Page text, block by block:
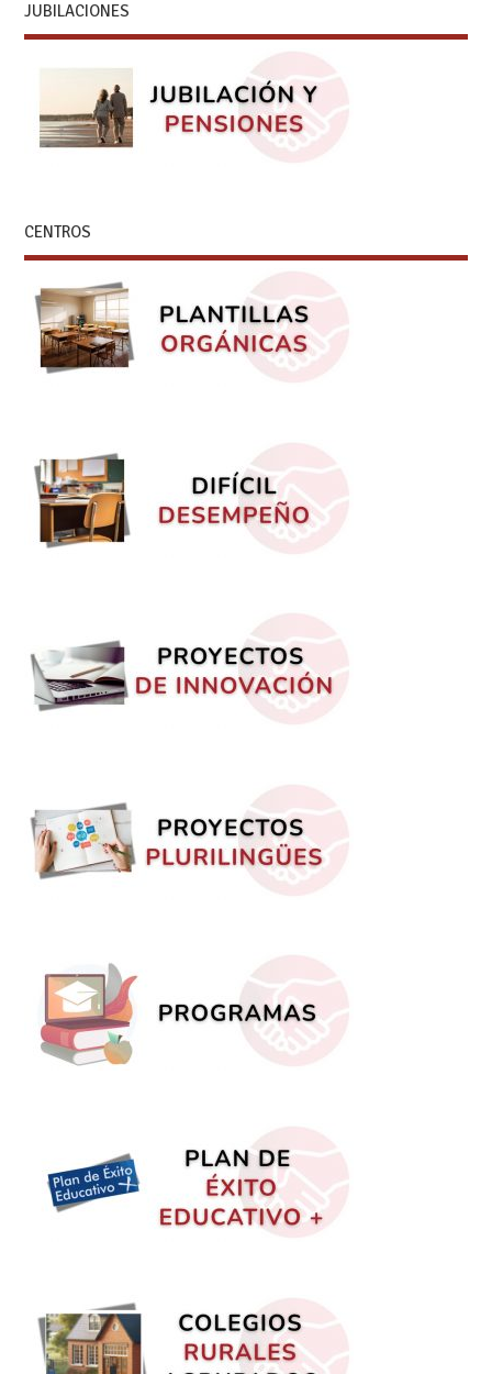
JUBILACIONES
CENTROS